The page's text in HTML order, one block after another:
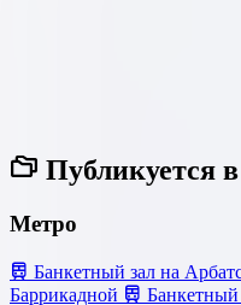
Публикуется
Метро
Банкетный зал на
Баррикадной
Банкетный